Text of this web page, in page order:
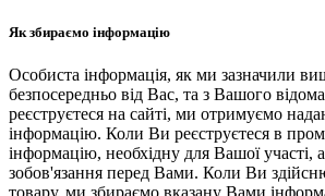
Як збираємо інформацію
Особиста інформація, як ми зазначили
безпосередньо від Вас, та з Вашого
реєструєтеся на сайті, ми отримуємо
інформацію. Коли Ви реєструєтеся в
інформацію, необхідну для Вашої участі,
зобов'язання перед Вами. Коли Ви
товару, ми збираємо вказану Вами